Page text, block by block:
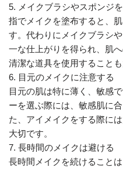
5. メイクブラシやスポンジを
指でメイクを塗布すると、
す。代わりにメイクブラシ
一な仕上がりを得られ、肌
清潔な道具を使用することも
6. 目元のメイクに注意する
目元の肌は特に薄く、敏感
ーを選ぶ際には、敏感肌に
た、アイメイクをする際に
大切です。
7. 長時間のメイクは避ける
長時間メイクを続けること